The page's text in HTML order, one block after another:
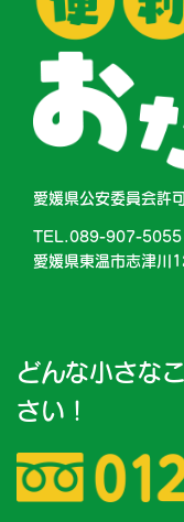
愛媛県公安委員会
TEL.089-907-5055
愛媛県東温市志津川
どんな小さな
さい！